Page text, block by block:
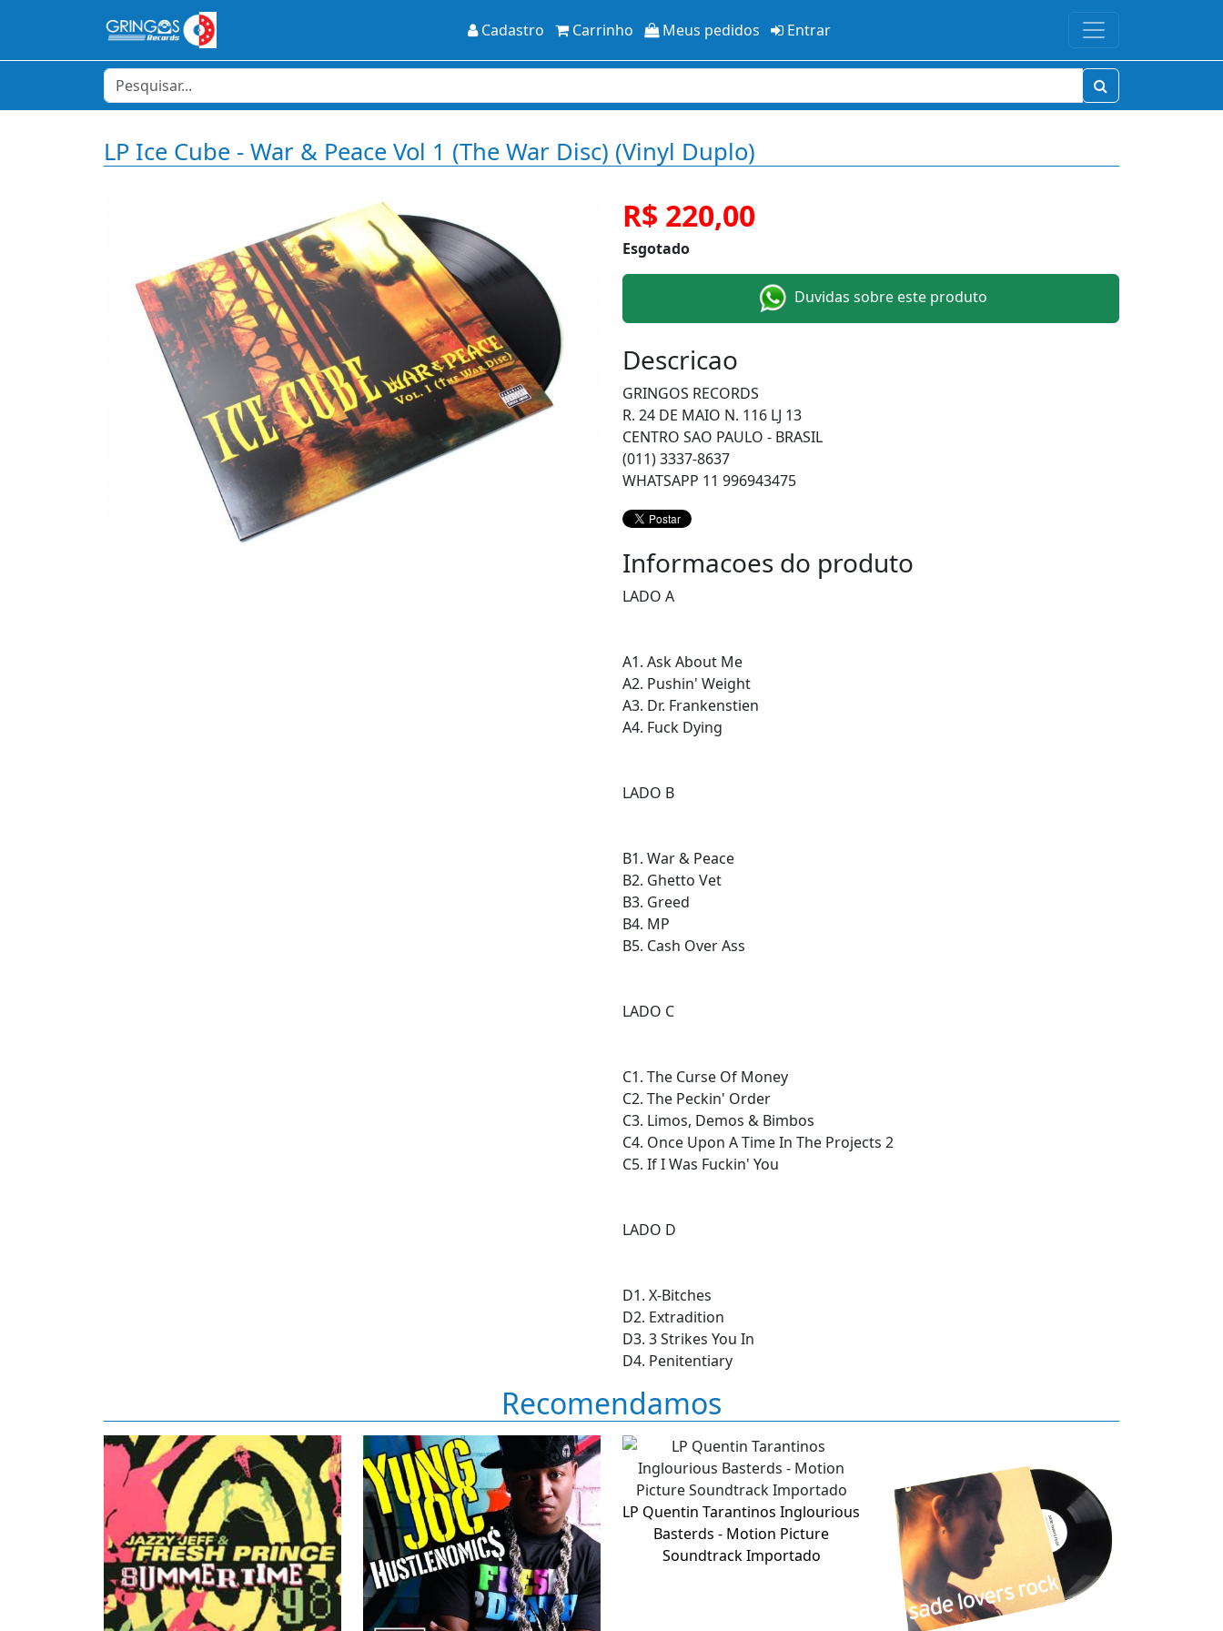
Cadastro Carrinho Meus pedidos Entrar
LP Ice Cube - War & Peace Vol 1 (The War Disc) (Vinyl Duplo)
R$ 220,00
Esgotado
Duvidas sobre este produto
Descricao
GRINGOS RECORDS
R. 24 DE MAIO N. 116 LJ 13
CENTRO SAO PAULO - BRASIL
(011) 3337-8637
WHATSAPP 11 996943475
Informacoes do produto
LADO A
A1. Ask About Me
A2. Pushin' Weight
A3. Dr. Frankenstien
A4. Fuck Dying
LADO B
B1. War & Peace
B2. Ghetto Vet
B3. Greed
B4. MP
B5. Cash Over Ass
LADO C
C1. The Curse Of Money
C2. The Peckin' Order
C3. Limos, Demos & Bimbos
C4. Once Upon A Time In The Projects 2
C5. If I Was Fuckin' You
LADO D
D1. X-Bitches
D2. Extradition
D3. 3 Strikes You In
D4. Penitentiary
Recomendamos
LP Quentin Tarantinos Inglourious
Basterds - Motion Picture
Soundtrack Importado